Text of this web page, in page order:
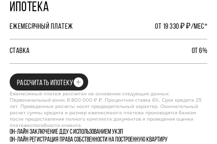
ИПОТЕКА
ЕЖЕМЕСЯЧНЫЙ ПЛАТЕЖ ОТ 19 330 ₽ ₽/МЕС*
СТАВКА ОТ 6%
РАССЧИТАТЬ ИПОТЕКУ
Ежемесячный платеж рассчитан на основании следующих данных:
Первоначальный взнос 8 800 000 ₽ ₽, Процентная ставка 6%, Срок кредита 25
лет. Приведенные расчеты носят предварительный характер. Окончательный
расчет суммы кредита и размер ежемесячного платежа производятся банком
после предоставления полного комплекта документов и проведения оценки
платежеспособности клиента.
Он-лайн заключение ДДУ с использованием УКЭП
Он-лайн регистрация права собственности на построенную квартиру